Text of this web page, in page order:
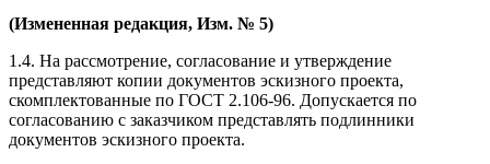
(Измененная редакция, Изм. № 5)
1.4. На рассмотрение, согласование и утверждение
представляют копии документов эскизного проекта,
скомплектованные по ГОСТ 2.106-96. Допускается по
согласованию с заказчиком представлять подлинники
документов эскизного проекта.